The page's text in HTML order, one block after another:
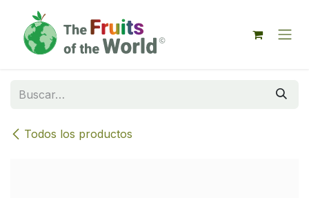
Todos los productos